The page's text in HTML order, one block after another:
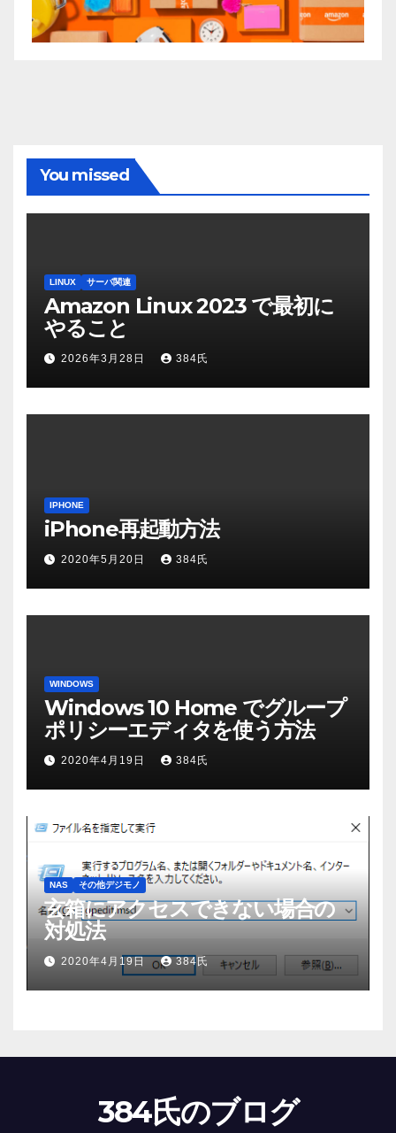
You missed
LINUX サーバ関連
Amazon Linux 2023 で最初に
やること
2026年3月28日 384氏
IPHONE
iPhone再起動方法
2020年5月20日 384氏
WINDOWS
Windows 10 Home でグループ
ポリシーエディタを使う方法
2020年4月19日 384氏
NAS その他デジモノ
玄箱にアクセスできない場合の
対処法
2020年4月19日 384氏
384氏のブログ